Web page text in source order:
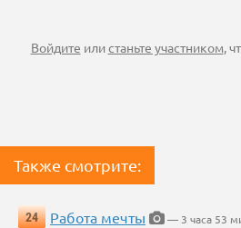
Войдите илистаньте участником,
Также смотрите:
24 Работа мечты
— 3 часа 53